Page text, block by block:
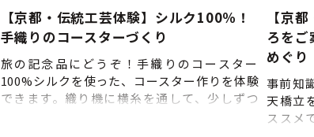
散 ※上
よって
ので、
締切:5
決行い
いいた
て 法律
【京都・伝統工芸体験】シルク100％！
手織りのコースターづくり
旅の記念品にどうぞ！手織りのコースター
100%シルクを使った、コースター作りを体験
できます。織り機に横糸を通して、少しずつ
【京
ろをご
めぐり
事前知
天橋立
ススメ